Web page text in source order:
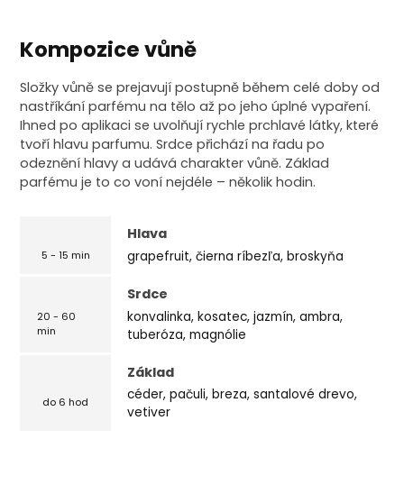
Kompozice vůně
Složky vůně se prejavují postupně během celé doby od
nastříkání parfému na tělo až po jeho úplné vypaření.
Ihned po aplikaci se uvolňují rychle prchlavé látky, které
tvoří hlavu parfumu. Srdce přichází na řadu po
odeznění hlavy a udává charakter vůně. Základ
parfému je to co voní nejdéle – několik hodin.
5 - 15 min
Hlava
grapefruit, čierna ríbezľa, broskyňa
20 - 60
min
Srdce
konvalinka, kosatec, jazmín, ambra,
tuberóza, magnólie
do 6 hod
Základ
céder, pačuli, breza, santalové drevo,
vetiver